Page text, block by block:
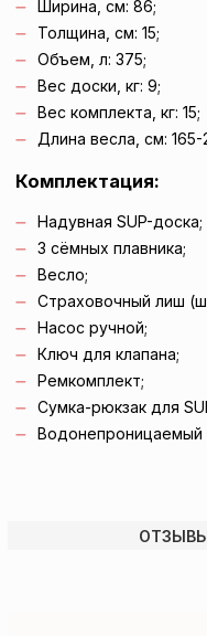
Ширина, см: 86;
Толщина, см: 15;
Объем, л: 375;
Вес доски, кг: 9;
Вес комплекта, кг: 15;
Длина весла, см: 165-
Комплектация:
Надувная SUP-доска;
3 сёмных плавника;
Весло;
Страховочный лиш
Насос ручной;
Ключ для клапана;
Ремкомплект;
Сумка-рюкзак для
Водонепроницаемый